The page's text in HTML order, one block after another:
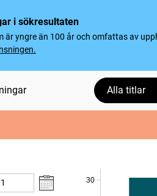
i sökresultaten
är yngre än 100 år och omfattas av
Alla titlar
30